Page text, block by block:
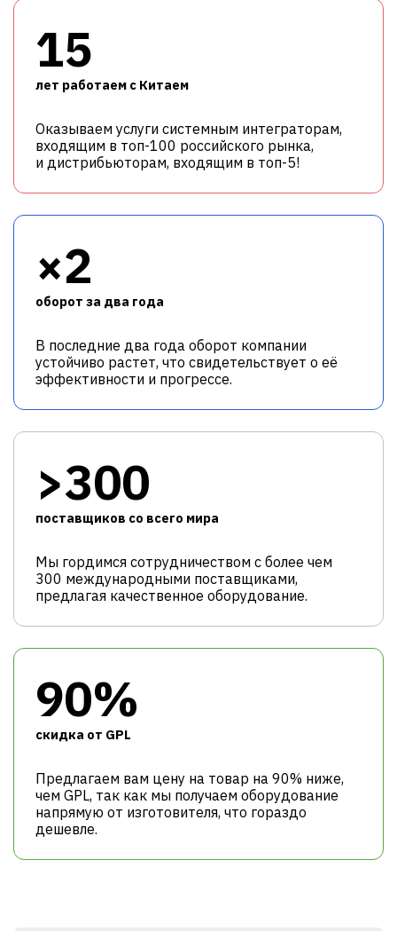
15
лет работаем с Китаем
Оказываем услуги системным интеграторам,
входящим в топ-100 российского рынка,
и дистрибьюторам, входящим в топ-5!
×2
оборот за два года
В последние два года оборот компании
устойчиво растет, что свидетельствует о её
эффективности и прогрессе.
>300
поставщиков со всего мира
Мы гордимся сотрудничеством с более чем
300 международными поставщиками,
предлагая качественное оборудование.
90%
cкидка от GPL
Предлагаем вам цену на товар на 90% ниже,
чем GPL, так как мы получаем оборудование
напрямую от изготовителя, что гораздо
дешевле.